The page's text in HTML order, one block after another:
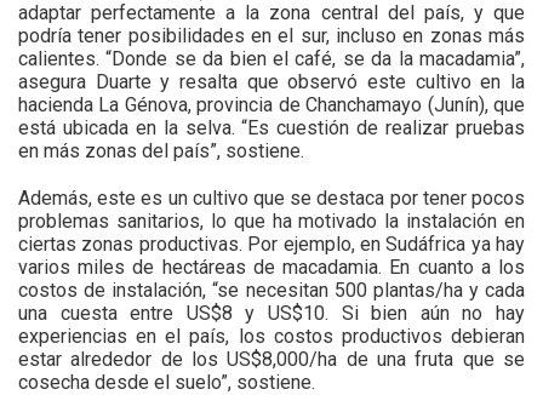
adaptar perfectamente a la zona central del país, y que
podría tener posibilidades en el sur, incluso en zonas más
calientes. “Donde se da bien el café, se da la macadamia”,
asegura Duarte y resalta que observó este cultivo en la
hacienda La Génova, provincia de Chanchamayo (Junín), que
está ubicada en la selva. “Es cuestión de realizar pruebas
en más zonas del país”, sostiene.
Además, este es un cultivo que se destaca por tener pocos
problemas sanitarios, lo que ha motivado la instalación en
ciertas zonas productivas. Por ejemplo, en Sudáfrica ya hay
varios miles de hectáreas de macadamia. En cuanto a los
costos de instalación, “se necesitan 500 plantas/ha y cada
una cuesta entre US$8 y US$10. Si bien aún no hay
experiencias en el país, los costos productivos debieran
estar alrededor de los US$8,000/ha de una fruta que se
cosecha desde el suelo”, sostiene.